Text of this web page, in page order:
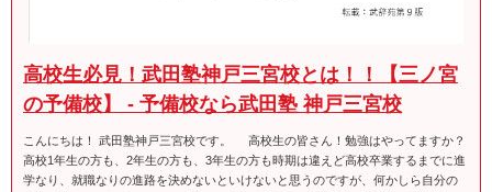
高校生必見！武田塾神戸三宮校とは！！【三ノ宮
の予備校】 - 予備校なら武田塾 神戸三宮校
こんにちは！ 武田塾神戸三宮校です。 高校生の皆さん！勉強はやってますか？
高校1年生の方も、2年生の方も、3年生の方も時期は違えど高校卒業するまでに進
学なり、就職なりの進路を決めないといけないと思うのですが、何かしら自分の